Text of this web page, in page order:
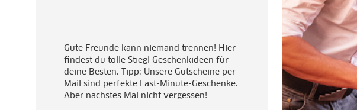
Gute Freunde kann niemand trennen! Hier
findest du tolle Stiegl Geschenkideen für
deine Besten. Tipp: Unsere Gutscheine per
Mail sind perfekte Last-Minute-Geschenke.
Aber nächstes Mal nicht vergessen!